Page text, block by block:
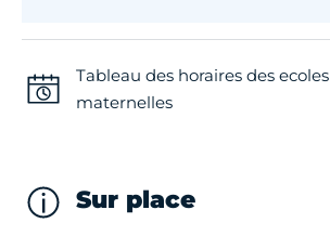
Tableau des horaires des ecoles
maternelles
Sur place